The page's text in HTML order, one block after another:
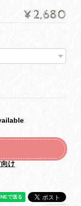
¥2,680
け